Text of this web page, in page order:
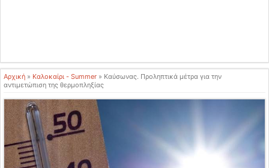
Αρχική » Καλοκαίρι - Summer » Καύσωνας. Προληπτικά μέτρα για την
αντιμετώπιση της θερμοπληξίας